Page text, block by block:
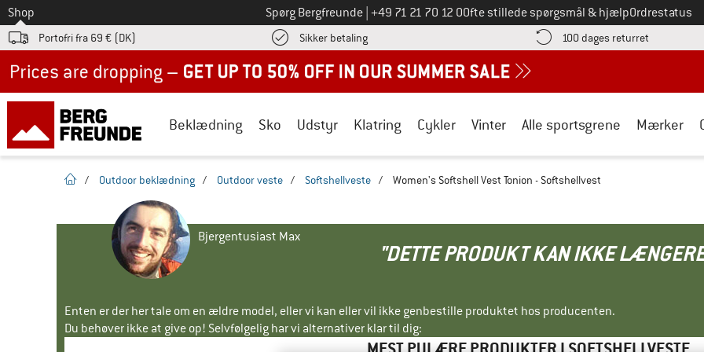
Til
Shop Spørg Bergfreunde Ring til os på
+49 71 21 70 12 0Ofte stillede spørgsmål & hjælpOrdrestatus
Portofri fra 69 € (DK) Sikker betalingFind betalingsoplysningerne her! Åbnes i en infoboks
100 dages returret Gå til
Beklædning Sko Udstyr Klatring Cykler Vinter Alle sportsgrene Mærker
Hjemmeside
/ Outdoor beklædning / Outdoor veste / Softshellveste / Women's Softshell Vest Tonion - Softshellvest
Bjergentusiast Max
"DETTE PRODUKT KAN IKKE
Enten er der her tale om en ældre model, eller vi kan eller vil ikke genbestille produktet hos producenten.
Du behøver ikke at give op! Selvfølgelig har vi alternativer klar til dig: